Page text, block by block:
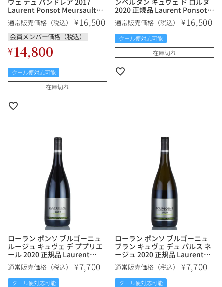
オーパス・ワン
スクリーミング・
イーグル
Laurent Ponsot Meursault
Cuvee du Pandorea フランス
ブルゴーニュ 白ワイン
通常販売価格（税込） ¥16,500
会員メンバー価格（税込）
¥14,800
クール便対応可能
在庫切れ
2020 正規品 Laurent Ponsot
Gevrey Chambertin Cuvee de
lAulne フランス ブルゴーニュ
赤ワイン
通常販売価格（税込） ¥16,500
クール便対応可能
在庫切れ
ローラン ポンソ ブルゴーニュ
ルージュ キュヴェ デ ププリエ
ール 2020 正規品 Laurent
Ponsot Bourgogne Rouge
Cuvee des Peupliers フランス
ブルゴーニュ 赤ワイン
通常販売価格（税込） ¥7,700
クール便対応可能
ローラン ポンソ ブルゴーニュ
ブラン キュヴェ デュ パルス ネ
ージュ 2020 正規品 Laurent
Ponsot Bourgogne Blanc
Cuvee du Perce Neige フラン
ス ブルゴーニュ 白ワイン
通常販売価格（税込） ¥7,700
クール便対応可能